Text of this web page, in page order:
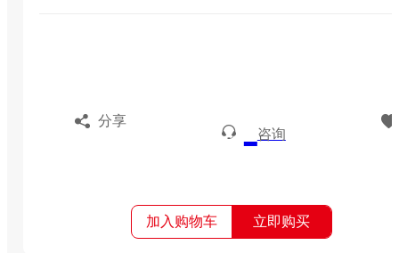
分享
咨询
加入购物车 立即购买